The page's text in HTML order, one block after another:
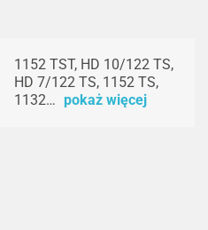
1152 TST, HD 10/122 TS,
HD 7/122 TS, 1152 TS,
1132… pokaż więcej